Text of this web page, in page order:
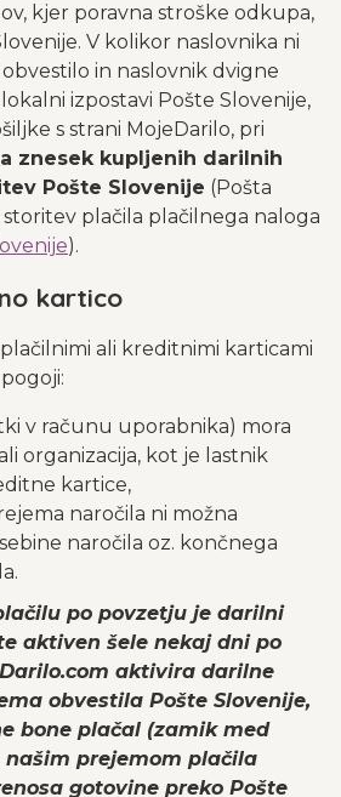
kjer poravna stroške odkupa,
V kolikor naslovnika ni
in naslovnik dvigne
izpostavi Pošte Slovenije,
s strani MojeDarilo, pri
znesek kupljenih darilnih
Pošte Slovenije (Pošta
plačila plačilnega naloga
).
kartico
ali kreditnimi karticami
v računu uporabnika) mora
organizacija, kot je lastnik
kartice,
naročila ni možna
naročila oz. končnega
po povzetju je darilni
aktiven šele nekaj dni po
aktivira darilne
obvestila Pošte Slovenije,
bone plačal (zamik med
prejemom plačila
gotovine preko Pošte